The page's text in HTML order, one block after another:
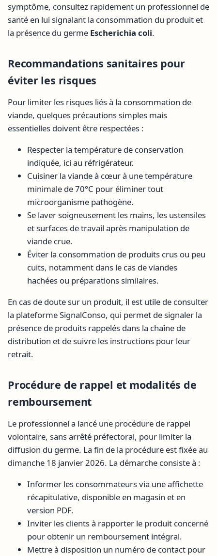
symptôme, consultez rapidement un professionnel de
santé en lui signalant la consommation du produit et
la présence du germe Escherichia coli.
Recommandations sanitaires pour
éviter les risques
Pour limiter les risques liés à la consommation de
viande, quelques précautions simples mais
essentielles doivent être respectées :
Respecter la température de conservation
indiquée, ici au réfrigérateur.
Cuisiner la viande à cœur à une température
minimale de 70°C pour éliminer tout
microorganisme pathogène.
Se laver soigneusement les mains, les ustensiles
et surfaces de travail après manipulation de
viande crue.
Éviter la consommation de produits crus ou peu
cuits, notamment dans le cas de viandes
hachées ou préparations similaires.
En cas de doute sur un produit, il est utile de consulter
la plateforme SignalConso, qui permet de signaler la
présence de produits rappelés dans la chaîne de
distribution et de suivre les instructions pour leur
retrait.
Procédure de rappel et modalités de
remboursement
Le professionnel a lancé une procédure de rappel
volontaire, sans arrêté préfectoral, pour limiter la
diffusion du germe. La fin de la procédure est fixée au
dimanche 18 janvier 2026. La démarche consiste à :
Informer les consommateurs via une affichette
récapitulative, disponible en magasin et en
version PDF.
Inviter les clients à rapporter le produit concerné
pour obtenir un remboursement intégral.
Mettre à disposition un numéro de contact pour